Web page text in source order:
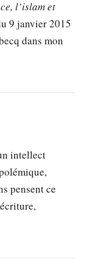
l’islam et
9 janvier 2015
dans mon
intellect
pensent ce